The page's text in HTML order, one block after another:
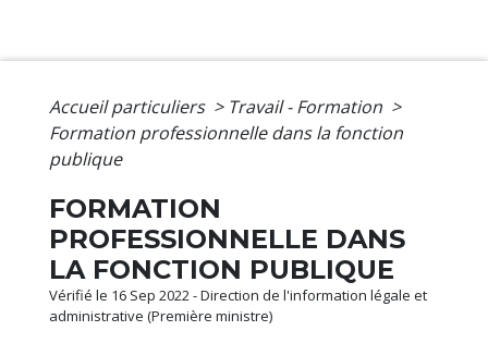
Accueil particuliers > Travail - Formation >
Formation professionnelle dans la fonction
publique
FORMATION
PROFESSIONNELLE DANS
LA FONCTION PUBLIQUE
Vérifié le 16 Sep 2022 - Direction de l'information légale et
administrative (Première ministre)